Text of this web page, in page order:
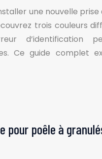
une nouvelle
trois couleurs
d’identification
Ce guide complet
pour poêle à